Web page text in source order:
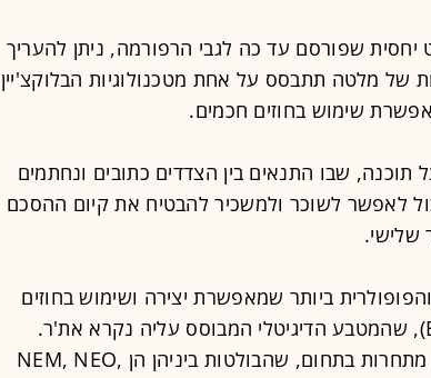
יחסית שפורסם עד כה לגבי הרפורמה, ניתן להעריך
של מלטה תתבסס על אחת מטכנולוגיות הבלוקצ'יין
שימוש בחוזים חכמים.
שבו התנאים בין הצדדים כתובים ונחתמים
לאפשר לשוכר ולמשכיר להבטיח את קיום ההסכם
שלישי.
ביותר שמאפשרת יצירה ושימוש בחוזים
חכמים היא את'ריום (Ethereum), שהמטבע הדיגיטלי המבוסס עליה נקרא את'ר.
בשנים האחרונות קמו לאת'ריום מתחרות בתחום, שהבולטות ביניהן הן NEM, NEO,